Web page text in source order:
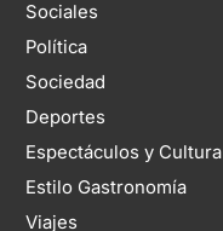
Sociales
Política
Sociedad
Deportes
Espectáculos y Cultura
Estilo Gastronomía
Viajes